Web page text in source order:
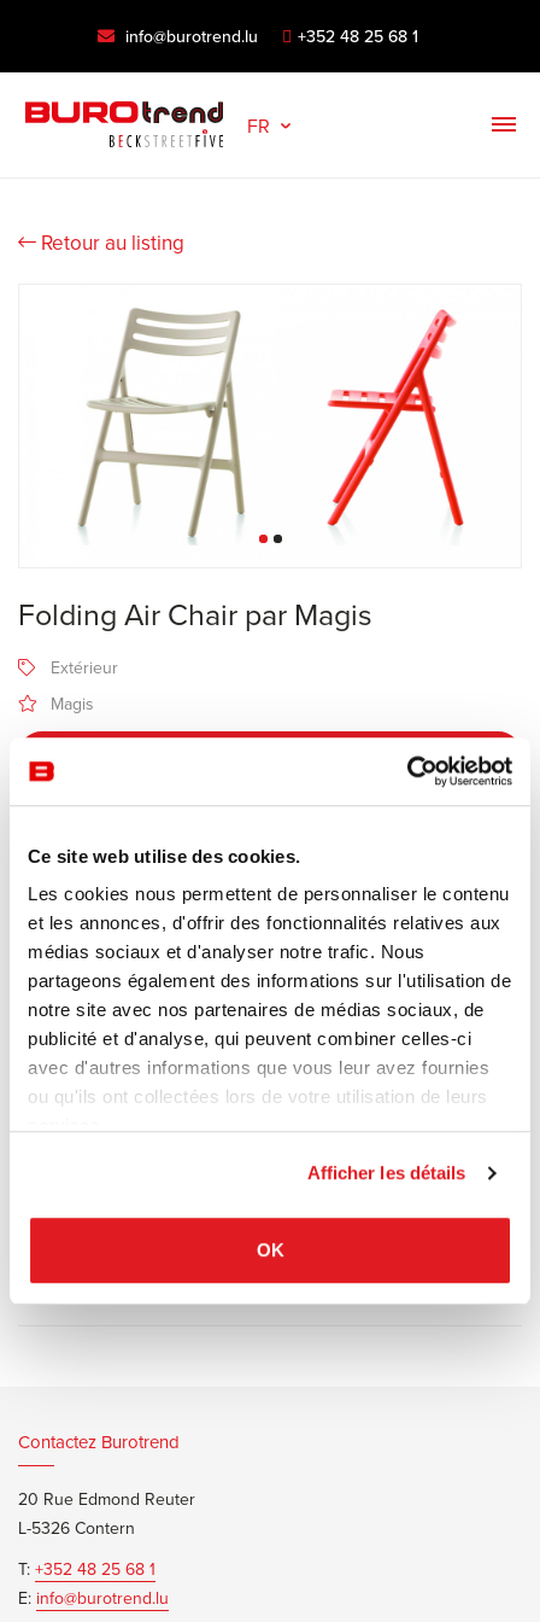
Ce site web utilise des cookies.
Les cookies nous permettent de personnaliser le contenu
et les annonces, d'offrir des fonctionnalités relatives aux
médias sociaux et d'analyser notre trafic. Nous
partageons également des informations sur l'utilisation de
notre site avec nos partenaires de médias sociaux, de
publicité et d'analyse, qui peuvent combiner celles-ci
avec d'autres informations que vous leur avez fournies
ou qu'ils ont collectées lors de votre utilisation de leurs
Afficher les détails
OK
info@burotrend.lu +352 48 25 68 1
FR
Retour au listing
Folding Air Chair par Magis
Extérieur
Magis
Description
Fabricant Magis
Design Jasper Morrison
Chaise pliante.
Disponible aussi avec accoudoirs.
Matériaux: polypropylène chargé avec fibre de verre en air
Documents d’informations Magis Folding Air Chair Brochure
Contactez Burotrend
20 Rue Edmond Reuter
L-5326 Contern
T: +352 48 25 68 1
E: info@burotrend.lu